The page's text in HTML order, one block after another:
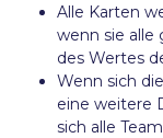
Alle Karten
wenn sie alle
des Wertes
Wenn sich
eine weitere
sich alle